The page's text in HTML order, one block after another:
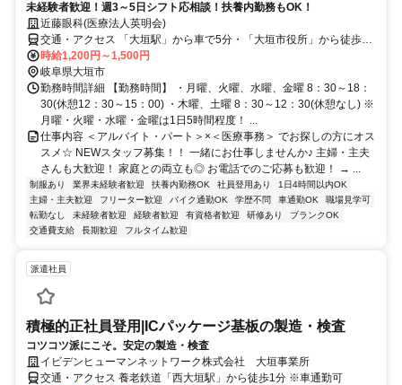
未経験者歓迎！週3～5日シフト応相談！扶養内勤務もOK！
近藤眼科(医療法人英明会)
交通・アクセス 「大垣駅」から車で5分・「大垣市役所」から徒歩3
分／車通勤OK
時給1,200円～1,500円
岐阜県大垣市
勤務時間詳細 【勤務時間】 ・月曜、火曜、水曜、金曜 8：30～18：
30(休憩12：30～15：00) ・木曜、土曜 8：30～12：30(休憩なし) ※
月曜・火曜・水曜・金曜は1日5時間程度！ ...
仕事内容 ＜アルバイト・パート＞×＜医療事務＞ でお探しの方にオス
スメ☆ NEWスタッフ募集！！ 一緒にお仕事しませんか♪ 主婦・主夫
さんも大歓迎！ 家庭との両立も◎ お電話でのご応募も歓迎！ → ...
制服あり 業界未経験者歓迎 扶養内勤務OK 社員登用あり
1日4時間以内OK
主婦・主夫歓迎
フリーター歓迎 バイク通勤OK 学歴不問 車通勤OK
職場見学可
転勤なし
未経験者歓迎 経験者歓迎 有資格者歓迎 研修あり
ブランクOK
交通費支給
長期歓迎 フルタイム歓迎
派遣社員
積極的正社員登用|ICパッケージ基板の製造・検査
コツコツ派にこそ。安定の製造・検査
イビデンヒューマンネットワーク株式会社 大垣事業所
交通・アクセス 養老鉄道「西大垣駅」から徒歩1分 ※車通勤可